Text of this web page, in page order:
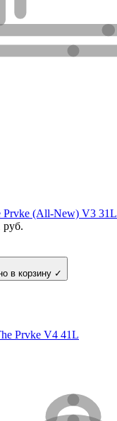
Prvke (All-New) V3 31L
руб.
в корзину ✓